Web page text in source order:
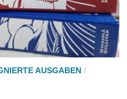
AUSGABEN/